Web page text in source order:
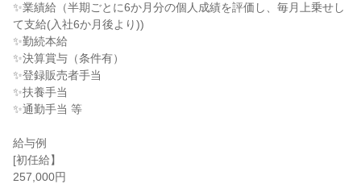
✨業績給（半期ごとに6か月分の個人成績を評価し、毎月上乗せし
て支給(入社6か月後より))
✨勤続本給
✨決算賞与（条件有）
✨登録販売者手当
✨扶養手当
✨通勤手当 等
給与例
[初任給】
257,000円